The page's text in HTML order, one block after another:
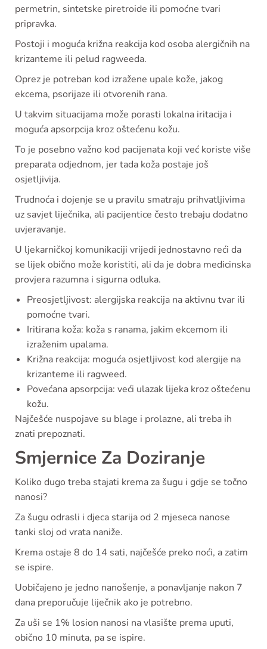
permetrin, sintetske piretroide ili pomoćne tvari
pripravka.
Postoji i moguća križna reakcija kod osoba alergičnih na
krizanteme ili pelud ragweeda.
Oprez je potreban kod izražene upale kože, jakog
ekcema, psorijaze ili otvorenih rana.
U takvim situacijama može porasti lokalna iritacija i
moguća apsorpcija kroz oštećenu kožu.
To je posebno važno kod pacijenata koji već koriste više
preparata odjednom, jer tada koža postaje još
osjetljivija.
Trudnoća i dojenje se u pravilu smatraju prihvatljivima
uz savjet liječnika, ali pacijentice često trebaju dodatno
uvjeravanje.
U ljekarničkoj komunikaciji vrijedi jednostavno reći da
se lijek obično može koristiti, ali da je dobra medicinska
provjera razumna i sigurna odluka.
Preosjetljivost: alergijska reakcija na aktivnu tvar ili
pomoćne tvari.
Iritirana koža: koža s ranama, jakim ekcemom ili
izraženim upalama.
Križna reakcija: moguća osjetljivost kod alergije na
krizanteme ili ragweed.
Povećana apsorpcija: veći ulazak lijeka kroz oštećenu
kožu.
Najčešće nuspojave su blage i prolazne, ali treba ih
znati prepoznati.
Smjernice Za Doziranje
Koliko dugo treba stajati krema za šugu i gdje se točno
nanosi?
Za šugu odrasli i djeca starija od 2 mjeseca nanose
tanki sloj od vrata naniže.
Krema ostaje 8 do 14 sati, najčešće preko noći, a zatim
se ispire.
Uobičajeno je jedno nanošenje, a ponavljanje nakon 7
dana preporučuje liječnik ako je potrebno.
Za uši se 1% losion nanosi na vlasište prema uputi,
obično 10 minuta, pa se ispire.